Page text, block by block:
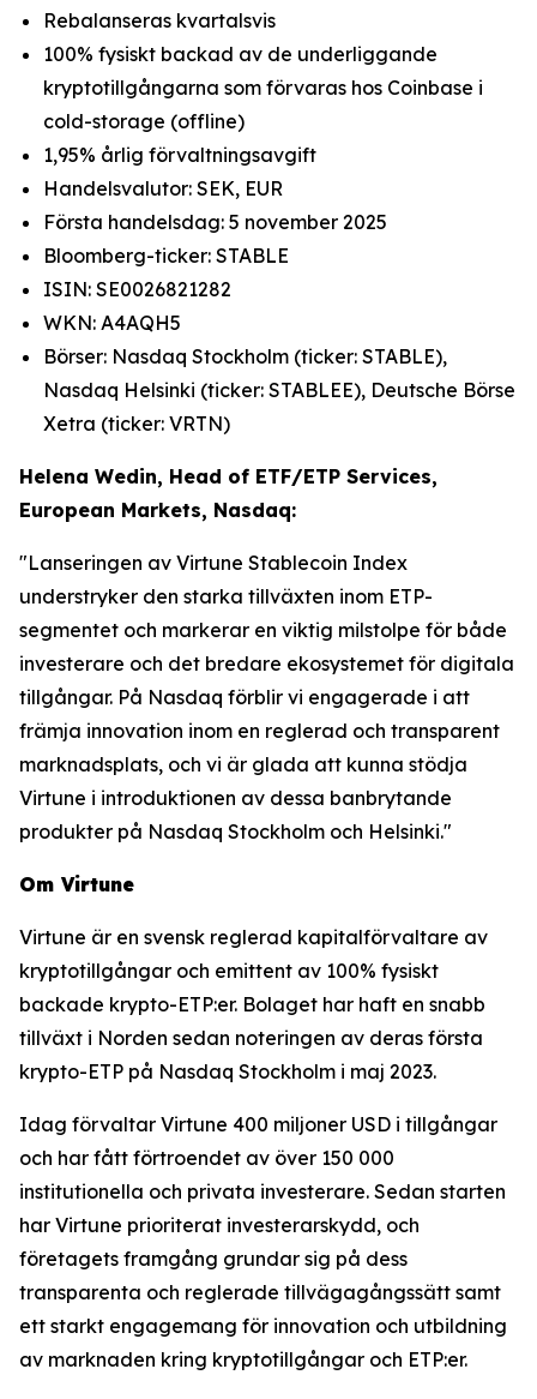
Rebalanseras kvartalsvis
100% fysiskt backad av de underliggande
kryptotillgångarna som förvaras hos Coinbase i
cold-storage (offline)
1,95% årlig förvaltningsavgift
Handelsvalutor: SEK, EUR
Första handelsdag: 5 november 2025
Bloomberg-ticker: STABLE
ISIN: SE0026821282
WKN: A4AQH5
Börser: Nasdaq Stockholm (ticker: STABLE),
Nasdaq Helsinki (ticker: STABLEE), Deutsche Börse
Xetra (ticker: VRTN)
Helena Wedin, Head of ETF/ETP Services,
European Markets, Nasdaq:
"Lanseringen av Virtune Stablecoin Index
understryker den starka tillväxten inom ETP-
segmentet och markerar en viktig milstolpe för både
investerare och det bredare ekosystemet för digitala
tillgångar. På Nasdaq förblir vi engagerade i att
främja innovation inom en reglerad och transparent
marknadsplats, och vi är glada att kunna stödja
Virtune i introduktionen av dessa banbrytande
produkter på Nasdaq Stockholm och Helsinki."
Om Virtune
Virtune är en svensk reglerad kapitalförvaltare av
kryptotillgångar och emittent av 100% fysiskt
backade krypto-ETP:er. Bolaget har haft en snabb
tillväxt i Norden sedan noteringen av deras första
krypto-ETP på Nasdaq Stockholm i maj 2023.
Idag förvaltar Virtune 400 miljoner USD i tillgångar
och har fått förtroendet av över 150 000
institutionella och privata investerare. Sedan starten
har Virtune prioriterat investerarskydd, och
företagets framgång grundar sig på dess
transparenta och reglerade tillvägagångssätt samt
ett starkt engagemang för innovation och utbildning
av marknaden kring kryptotillgångar och ETP:er.